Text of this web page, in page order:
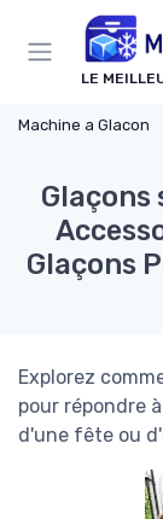
LE
Machine a Glacon
Glaçons
Glaçons
Explorez
pour répondre
d'une fête ou
Panneau de